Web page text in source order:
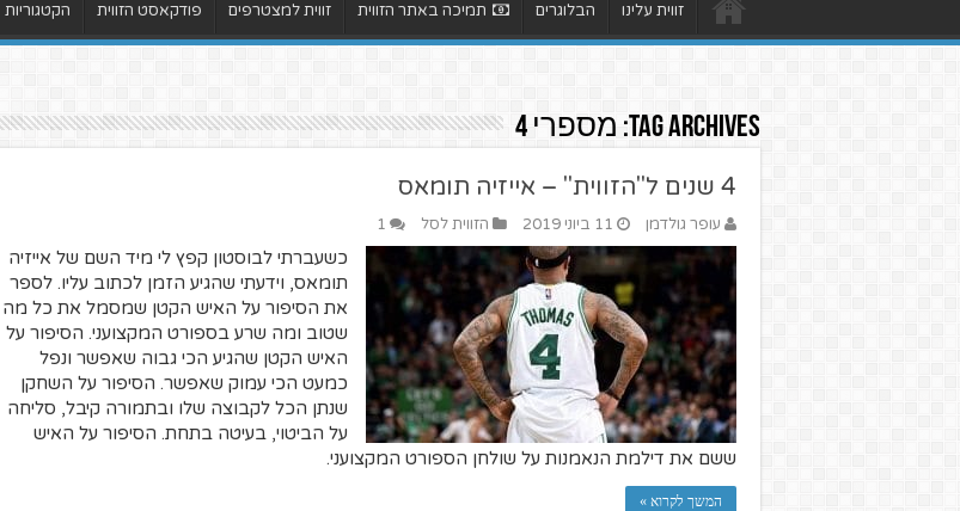
זווית עלינו הבלוגרים תמיכה באתר הזווית זווית למצטרפים פודקאסט הזווית הקטגוריות
Tag Archives: מספרי 4
4 שנים ל"הזווית" – אייזיה תומאס
עופר גולדמן 11 ביוני 2019 הזווית לסל 1
כשעברתי לבוסטון קפץ לי מיד השם של אייזיה
תומאס, וידעתי שהגיע הזמן לכתוב עליו. לספר
את הסיפור על האיש הקטן שמסמל את כל מה
שטוב ומה שרע בספורט המקצועני. הסיפור על
האיש הקטן שהגיע הכי גבוה שאפשר ונפל
כמעט הכי עמוק שאפשר. הסיפור על השחקן
שנתן הכל לקבוצה שלו ובתמורה קיבל, סליחה
על הביטוי, בעיטה בתחת. הסיפור על האיש
ששם את דילמת הנאמנות על שולחן הספורט המקצועני.
המשך לקרוא »